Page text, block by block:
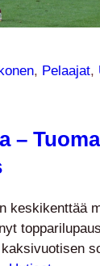
, Pelaajat,
–
keskikenttää